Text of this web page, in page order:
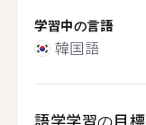
学習中の言語
韓国語
語学学習の目標